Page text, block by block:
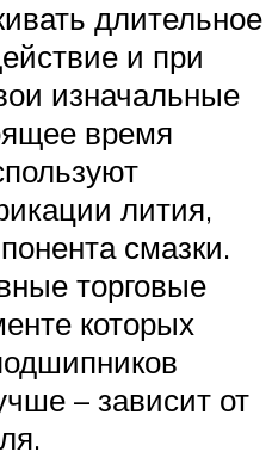
длительное
и при
изначальные
время
лития,
смазки.
торговые
которых
– зависит от